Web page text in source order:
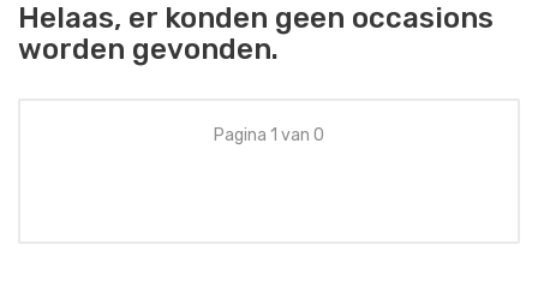
Helaas, er konden geen occasions
worden gevonden.
Pagina 1 van 0